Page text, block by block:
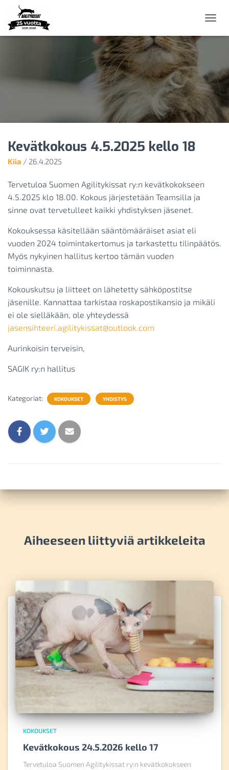
A
O
I
N
P
Kevätkokous 4.5.2025 kello 18
Kiia / 26.4.2025
Tervetuloa Suomen Agilitykissat ry:n kevätkokokseen
4.5.2025 klo 18.00. Kokous järjestetään Teamsilla ja
sinne ovat tervetulleet kaikki yhdistyksen jäsenet.
Kokouksessa käsitellään sääntömääräiset asiat eli
vuoden 2024 toimintakertomus ja tarkastettu tilinpäätös.
Myös nykyinen hallitus kertoo tämän vuoden
toiminnasta.
Kokouskutsu ja liitteet on lähetetty sähköpostitse
jäsenille. Kannattaa tarkistaa roskapostikansio ja mikäli
ei ole sielläkään, ole yhteydessä
jasensihteeri.agilitykissat@outlook.com
Aurinkoisin terveisin,
SAGIK ry:n hallitus
Kategoriat: KOKOUKSET YHDISTYS
Aiheeseen liittyviä artikkeleita
KOKOUKSET
Kevätkokous 24.5.2026 kello 17
Tervetuloa Suomen Agilitykissat ry:n kevätkokokseen